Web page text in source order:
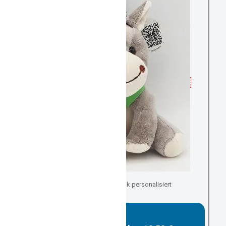
als Geburtsgeschenk personalisiert